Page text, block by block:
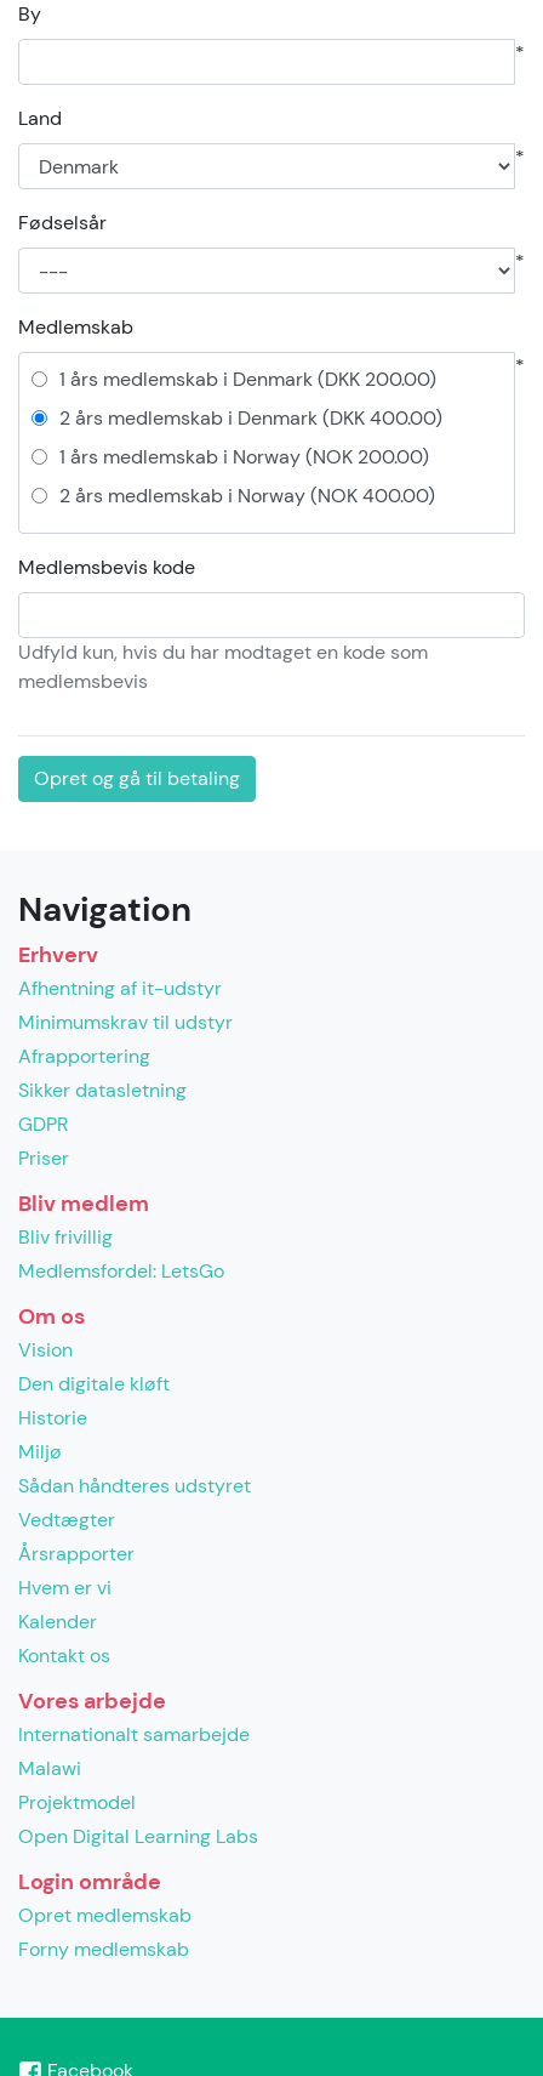
By
*
Land
*
Fødselsår
*
Medlemskab
1 års medlemskab i Denmark (DKK 200.00)
2 års medlemskab i Denmark (DKK 400.00)
1 års medlemskab i Norway (NOK 200.00)
2 års medlemskab i Norway (NOK 400.00)
*
Medlemsbevis kode
Udfyld kun, hvis du har modtaget en kode som
medlemsbevis
Opret og gå til betaling
Navigation
Erhverv
Afhentning af it-udstyr
Minimumskrav til udstyr
Afrapportering
Sikker datasletning
GDPR
Priser
Bliv medlem
Bliv frivillig
Medlemsfordel: LetsGo
Om os
Vision
Den digitale kløft
Historie
Miljø
Sådan håndteres udstyret
Vedtægter
Årsrapporter
Hvem er vi
Kalender
Kontakt os
Vores arbejde
Internationalt samarbejde
Malawi
Projektmodel
Open Digital Learning Labs
Login område
Opret medlemskab
Forny medlemskab
Facebook